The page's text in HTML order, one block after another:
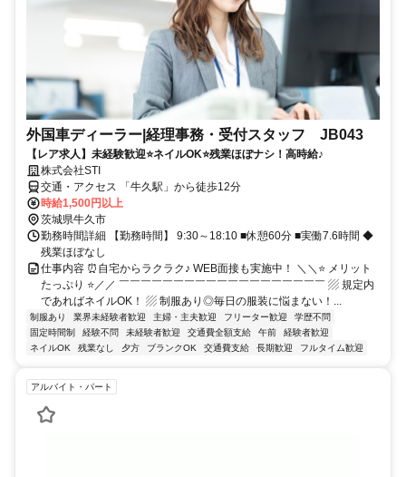
外国車ディーラー|経理事務・受付スタッフ JB043
【レア求人】未経験歓迎⭐ネイルOK⭐残業ほぼナシ！高時給♪
株式会社STI
交通・アクセス 「牛久駅」から徒歩12分
時給1,500円以上
茨城県牛久市
勤務時間詳細 【勤務時間】 9:30～18:10 ■休憩60分 ■実働7.6時間 ◆
残業ほぼなし
仕事内容 ⏰自宅からラクラク♪ WEB面接も実施中！ ＼＼⭐ メリット
たっぷり ⭐／／ ￣￣￣￣￣￣￣￣￣￣￣￣￣￣￣￣￣￣￣ ▨ 規定内
であればネイルOK！ ▨ 制服あり◎毎日の服装に悩まない！...
制服あり 業界未経験者歓迎 主婦・主夫歓迎 フリーター歓迎
学歴不問
固定時間制
経験不問 未経験者歓迎 交通費全額支給 午前
経験者歓迎
ネイルOK
残業なし 夕方 ブランクOK 交通費支給 長期歓迎 フルタイム歓迎
アルバイト・パート